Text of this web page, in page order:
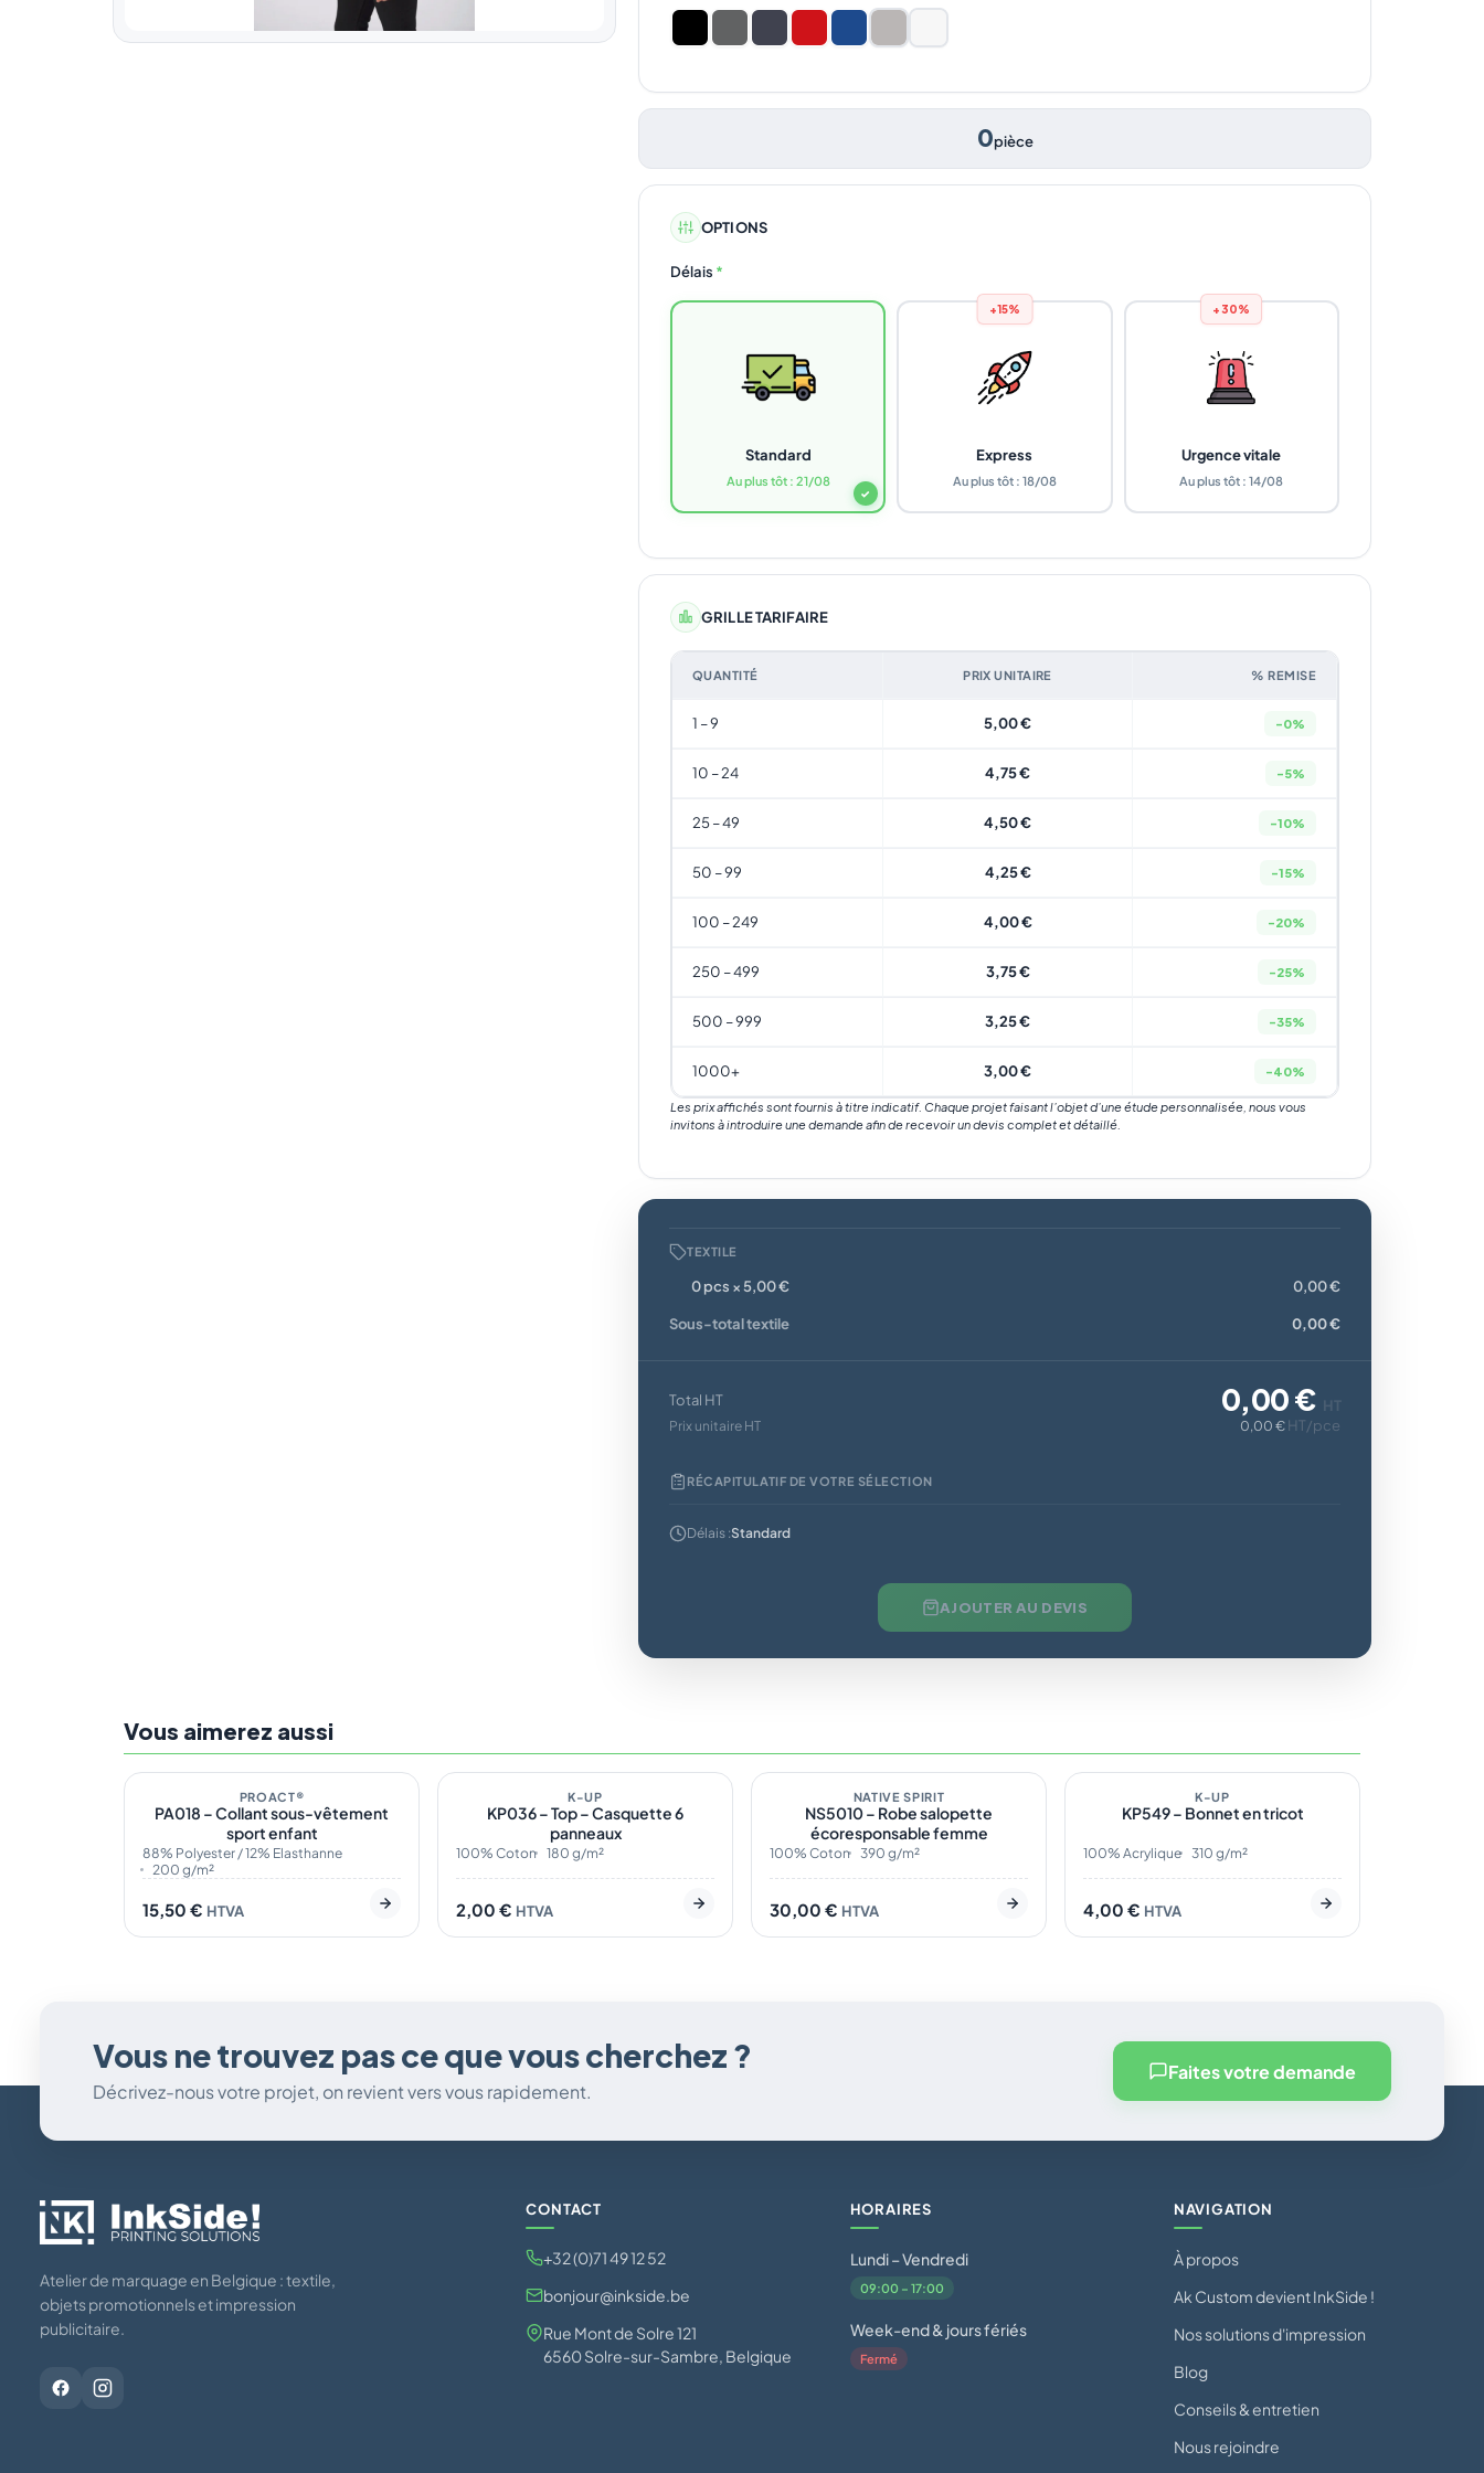
0pièce
OPTIONS
Délais *
✓
Standard
Au plus tôt : 21/08
+15%
Express
Au plus tôt : 18/08
+30%
Urgence vitale
Au plus tôt : 14/08
GRILLE TARIFAIRE
QUANTITÉ PRIX UNITAIRE % REMISE
1 – 9 5,00 € -0%
10 – 24 4,75 € -5%
25 – 49 4,50 € -10%
50 – 99 4,25 € -15%
100 – 249 4,00 € -20%
250 – 499 3,75 € -25%
500 – 999 3,25 € -35%
1000+ 3,00 € -40%
Les prix affichés sont fournis à titre indicatif. Chaque projet faisant l’objet d’une étude personnalisée, nous vous
invitons à introduire une demande afin de recevoir un devis complet et détaillé.
TEXTILE
0 pcs × 5,00 € 0,00 €
Sous-total textile 0,00 €
Total HT 0,00 € HT
Prix unitaire HT 0,00 € HT/pce
RÉCAPITULATIF DE VOTRE SÉLECTION
Délais :Standard
AJOUTER AU DEVIS
Vous aimerez aussi
1
En stock
PROACT®
PA018 – Collant sous-vêtement
sport enfant
88% Polyester / 12% Elasthanne
200 g/m²
15,50 € HTVA
6
En stock
K-UP
KP036 – Top – Casquette 6
panneaux
100% Coton 180 g/m²
2,00 € HTVA
1
En stock
NATIVE SPIRIT
NS5010 – Robe salopette
écoresponsable femme
100% Coton 390 g/m²
30,00 € HTVA
1
En stock
K-UP
KP549 – Bonnet en tricot
100% Acrylique 310 g/m²
4,00 € HTVA
Vous ne trouvez pas ce que vous cherchez ?
Décrivez-nous votre projet, on revient vers vous rapidement.
Faites votre demande
Atelier de marquage en Belgique : textile,
objets promotionnels et impression
publicitaire.
CONTACT
+32 (0)71 49 12 52
bonjour@inkside.be
Rue Mont de Solre 121
6560 Solre-sur-Sambre, Belgique
HORAIRES
Lundi – Vendredi
09:00 – 17:00
Week-end & jours fériés
Fermé
NAVIGATION
À propos
Ak Custom devient InkSide !
Nos solutions d'impression
Blog
Conseils & entretien
Nous rejoindre